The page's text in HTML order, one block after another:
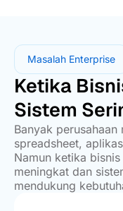
Masalah Enterprise
Ketika
Sistem
Banyak
spreadsheet,
Namun ketika
meningkat dan
mendukung